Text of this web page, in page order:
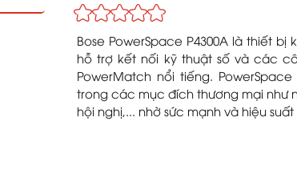
Bose PowerSpace P4300A là thiết
hỗ trợ kết nối kỹ thuật số và các
PowerMatch nổi tiếng.
trong các mục đích thương mại như
hội nghị,... nhờ sức mạnh và hiệu suất